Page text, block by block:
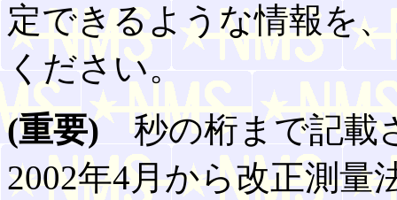
定できるような情報を
ください。
(重要) 秒の桁まで記載
2002年4月から改正測量